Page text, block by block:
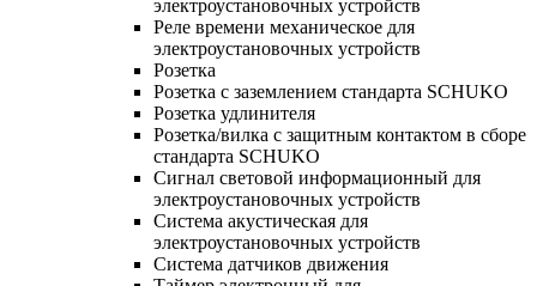
электроустановочных устройств
Реле времени механическое для
электроустановочных устройств
Розетка
Розетка с заземлением стандарта SCHUKO
Розетка удлинителя
Розетка/вилка с защитным контактом в сборе
стандарта SCHUKO
Сигнал световой информационный для
электроустановочных устройств
Система акустическая для
электроустановочных устройств
Система датчиков движения